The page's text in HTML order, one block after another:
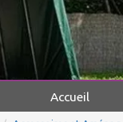
Accueil